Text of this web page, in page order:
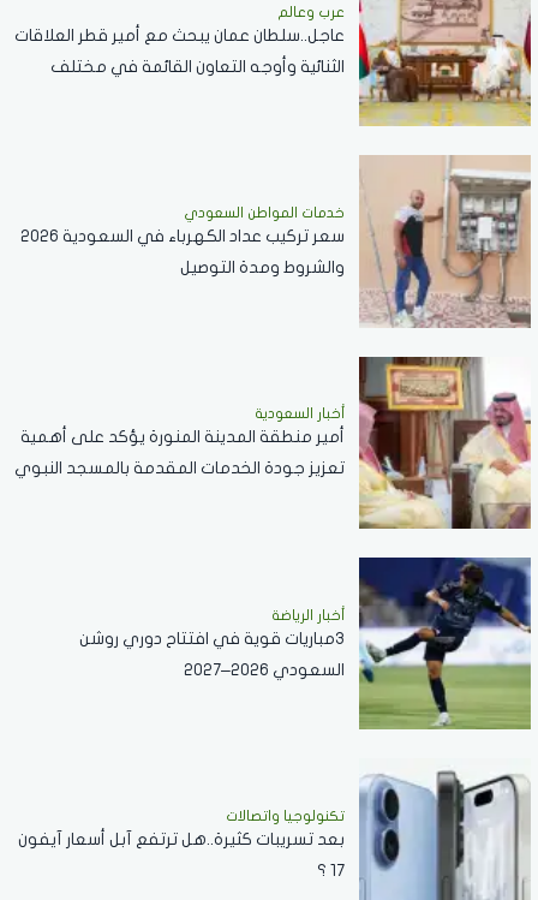
عرب وعالم
عاجل..سلطان عمان يبحث مع أمير قطر العلاقات
الثنائية وأوجه التعاون القائمة في مختلف
خدمات المواطن السعودي
سعر تركيب عداد الكهرباء في السعودية 2026
والشروط ومدة التوصيل
أخبار السعودية
أمير منطقة المدينة المنورة يؤكد على أهمية
تعزيز جودة الخدمات المقدمة بالمسجد النبوي
أخبار الرياضة
3مباريات قوية في افتتاح دوري روشن
السعودي 2026–2027
تكنولوجيا واتصالات
بعد تسريبات كثيرة..هل ترتفع آبل أسعار آيفون
17 ؟